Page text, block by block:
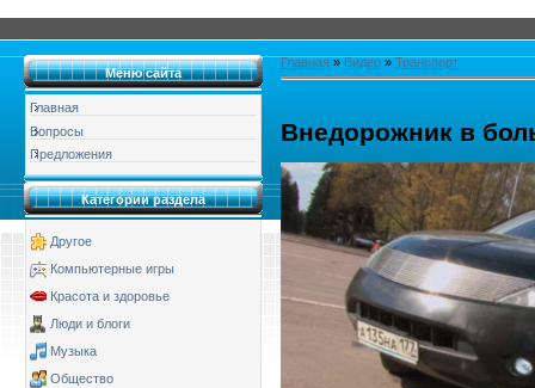
Меню сайта
Главная
Вопросы
Предложения
Категории раздела
Другое
Компьютерные игры
Красота и здоровье
Люди и блоги
Музыка
Общество
Главная » Видео » Транспорт
Внедорожник в